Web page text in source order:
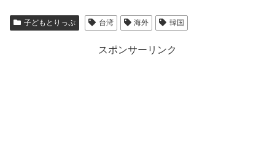
子どもとりっぷ 台湾 海外 韓国
スポンサーリンク